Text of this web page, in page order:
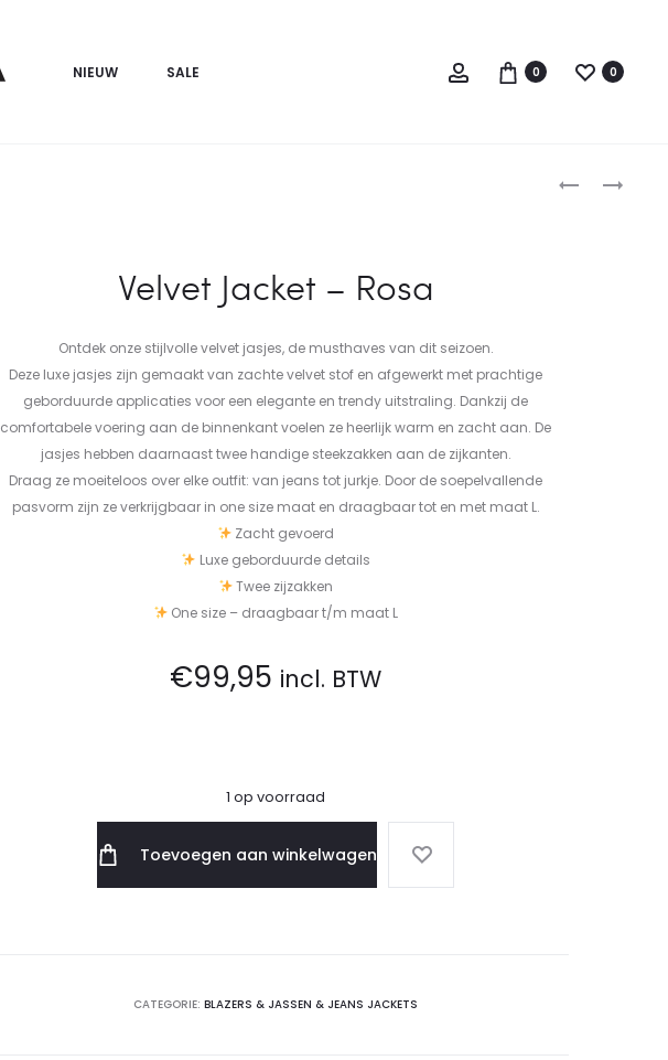
NIEUW SALE Account0 0
PALMERITA
AITANA
Velvet Jacket – Rosa
Ontdek onze stijlvolle velvet jasjes, de musthaves van dit seizoen.
Deze luxe jasjes zijn gemaakt van zachte velvet stof en afgewerkt met prachtige
geborduurde applicaties voor een elegante en trendy uitstraling. Dankzij de
comfortabele voering aan de binnenkant voelen ze heerlijk warm en zacht aan. De
jasjes hebben daarnaast twee handige steekzakken aan de zijkanten.
Draag ze moeiteloos over elke outfit: van jeans tot jurkje. Door de soepelvallende
pasvorm zijn ze verkrijgbaar in one size maat en draagbaar tot en met maat L.
Zacht gevoerd
Luxe geborduurde details
Twee zijzakken
One size – draagbaar t/m maat L
€99,95 incl. BTW
1 op voorraad
Toevoegen aan winkelwagen
CATEGORIE: BLAZERS & JASSEN & JEANS JACKETS